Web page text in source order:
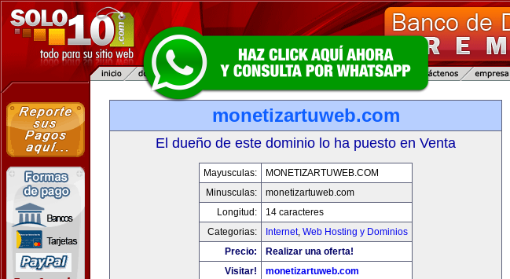
monetizartuweb.com
El dueño de este dominio lo ha puesto en Venta
Mayusculas:
MONETIZARTUWEB.COM
Minusculas:
monetizartuweb.com
Longitud:
14 caracteres
Categorias:
Internet, Web Hosting y Dominios
Precio:
Realizar una oferta!
Visitar!
monetizartuweb.com